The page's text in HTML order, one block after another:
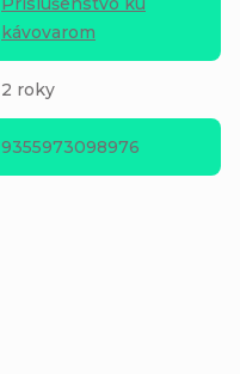
kávovarom
2 roky
9355973098976